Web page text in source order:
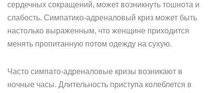
сердечных сокращений, может возникнуть тошнота и
слабость. Симпатико-адреналовый криз может быть
настолько выраженным, что женщине приходится
менять пропитанную потом одежду на сухую.
Часто симпато-адреналовые кризы возникают в
ночные часы. Длительность приступа колеблется в